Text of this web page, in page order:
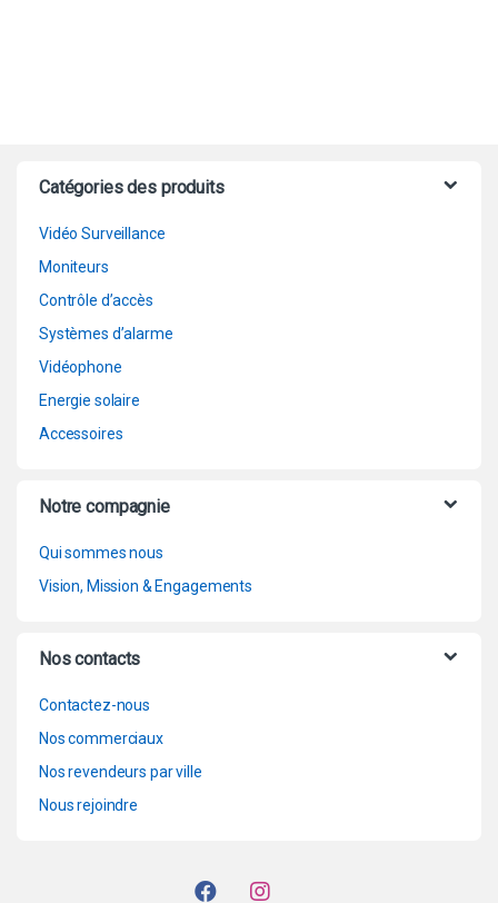
Catégories des produits
Vidéo Surveillance
Moniteurs
Contrôle d’accès
Systèmes d’alarme
Vidéophone
Energie solaire
Accessoires
Notre compagnie
Qui sommes nous
Vision, Mission & Engagements
Nos contacts
Contactez-nous
Nos commerciaux
Nos revendeurs par ville
Nous rejoindre